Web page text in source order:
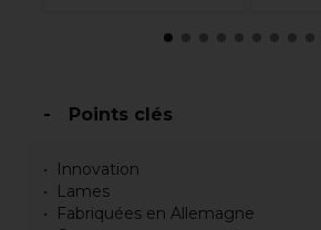
Points clés
Innovation
Lames
Fabriquées en Allemagne